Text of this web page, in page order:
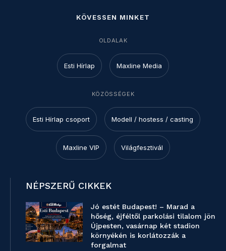
KÖVESSEN MINKET
OLDALAK
Esti Hírlap Maxline Media
KÖZÖSSÉGEK
Esti Hírlap csoport Modell / hostess / casting
Maxline VIP Világfesztivál
NÉPSZERŰ CIKKEK
Jó estét Budapest! – Marad a
hőség, éjféltől parkolási tilalom jön
Újpesten, vasárnap két stadion
környékén is korlátozzák a
forgalmat